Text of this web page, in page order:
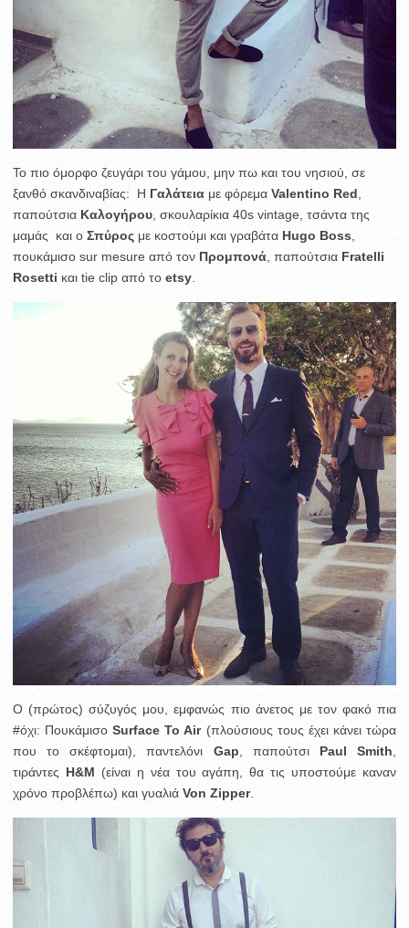
To πιο όμορφο ζευγάρι του γάμου, μην πω και του νησιού, σε
ξανθό σκανδιναβίας: Η Γαλάτεια με φόρεμα Valentino Red
παπούτσια Καλογήρου , σκουλαρίκια 40s vintage, τσάντα της
μαμάς και ο Σπύρος με κοστούμι και γραβάτα Hugo Boss
πουκάμισο sur mesure από τον Προμπονά , παπούτσια Fratelli
Rosetti και tie clip από το etsy
Ο (πρώτος) σύζυγός μου, εμφανώς πιο άνετος με τον φακό πια
#όχι: ΠουκάμισοSurface To Air (πλούσιους τους έχει κάνει τώρα
που το σκέφτομαι), παντελόνι Gap , παπούτσι Paul Smith
τιράντες Η&Μ (είναι η νέα του αγάπη, θα τις υποστούμε καναν
χρόνο προβλέπω) και γυαλιά Von Zipper.